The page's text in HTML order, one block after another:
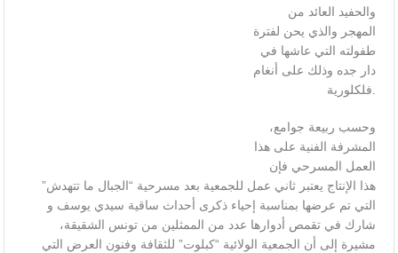
والحفيد العائد من
المهجر والذي يحن لفترة
طفولته التي عاشها في
دار جده وذلك على أنغام
فلكلورية.
وحسب ربيعة جوامع،
المشرفة الفنية على هذا
العمل المسرحي فإن
هذا الإنتاج يعتبر ثاني عمل للجمعية بعد مسرحية “الجبال ما تتهدش”
التي تم عرضها بمناسبة إحياء ذكرى أحداث ساقية سيدي يوسف و
شارك في تقمص أدوارها عدد من الممثلين من تونس الشقيقة،
مشيرة إلى أن الجمعية الولائية “كبلوت” للثقافة وفنون العرض التي